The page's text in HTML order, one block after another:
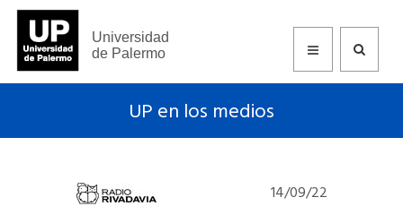
Universidad
de Palermo
UP en los medios
14/09/22